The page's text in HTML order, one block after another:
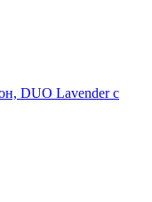
DUO Lavender с